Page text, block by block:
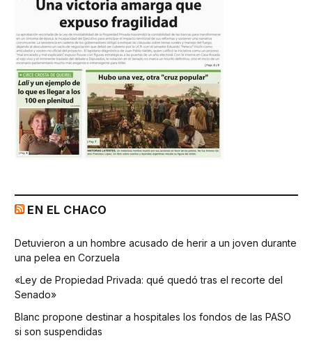
EN EL CHACO
Detuvieron a un hombre acusado de herir a un joven durante
una pelea en Corzuela
«Ley de Propiedad Privada: qué quedó tras el recorte del
Senado»
Blanc propone destinar a hospitales los fondos de las PASO
si son suspendidas